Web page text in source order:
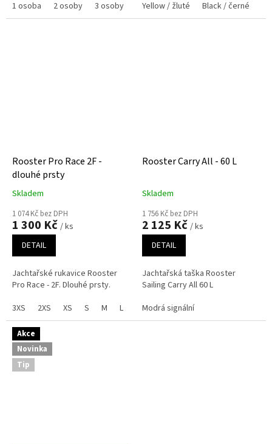
sportovních plachetnicích a...
1 osoba 2 osoby 3 osoby Yellow / žluté Black / černé
Rooster Pro Race 2F -
dlouhé prsty
Skladem
1 074 Kč bez DPH
1 300 Kč / ks
DETAIL
Jachtařské rukavice Rooster
Pro Race - 2F. Dlouhé prsty.
3XS
2XS XS S M L XL XXL
Rooster Carry All - 60 L
Skladem
1 756 Kč bez DPH
2 125 Kč / ks
DETAIL
Jachtařská taška Rooster
Sailing Carry All 60 L
Modrá signální
Akce
Novinka
Tip